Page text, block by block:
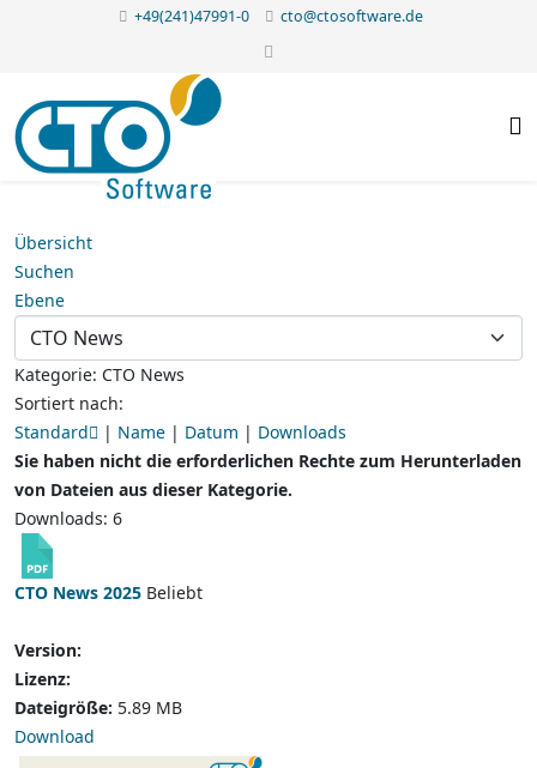
+49(241)47991-0 cto@ctosoftware.de
Übersicht
Suchen
Ebene
Kategorie: CTO News
Sortiert nach:
Standard
| Name | Datum | Downloads
Sie haben nicht die erforderlichen Rechte zum Herunterladen
von Dateien aus dieser Kategorie.
Downloads: 6
CTO News 2025 Beliebt
Version:
Lizenz:
Dateigröße: 5.89 MB
Download